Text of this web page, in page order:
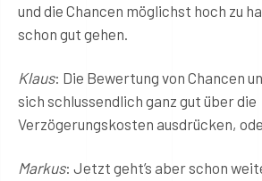
und die Chancen möglichst hoch zu
schon gut gehen.
Klaus: Die Bewertung von Chancen
sich schlussendlich ganz gut über die
Verzögerungskosten ausdrücken,
Markus: Jetzt geht’s aber schon